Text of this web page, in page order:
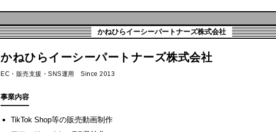
かねひらイーシーパートナーズ株式会社
かねひらイーシーパートナーズ株式会社
EC・販売支援・SNS運用 Since 2013
事業内容
TikTok Shop等の販売動画制作